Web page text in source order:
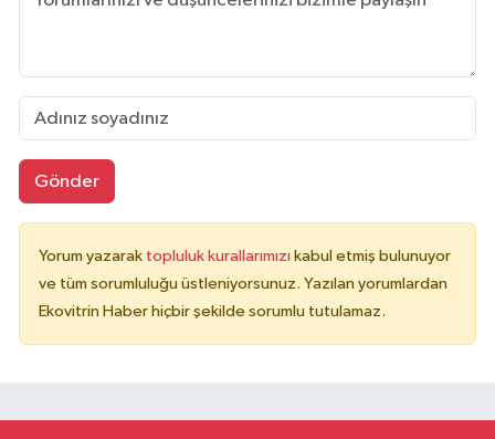
Gönder
Yorum yazarak topluluk kurallarımızı kabul etmiş bulunuyor
ve tüm sorumluluğu üstleniyorsunuz. Yazılan yorumlardan
Ekovitrin Haber hiçbir şekilde sorumlu tutulamaz.